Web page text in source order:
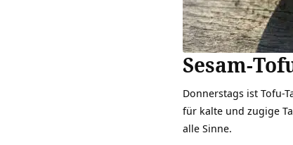
Sesam-
Donnerstags ist Tofu-
für kalte und zugige
alle Sinne.